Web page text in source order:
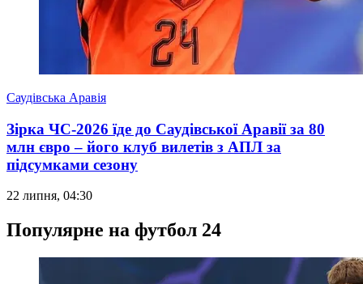
Саудівська Аравія
Зірка ЧС-2026 їде до Саудівської Аравії за 80
млн євро – його клуб вилетів з АПЛ за
підсумками сезону
22 липня, 04:30
Популярне на футбол 24